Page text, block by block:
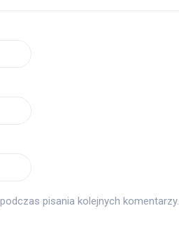
pisania kolejnych komentarzy.